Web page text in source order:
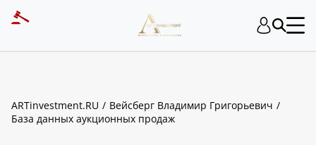
ARTinvestment.RU
Вейсберг Владимир Григорьевич
База данных аукционных продаж